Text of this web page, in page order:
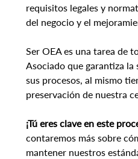
requisitos legales y
del negocio y el
Ser OEA es una tarea de
Asociado que garantiza la
sus procesos, al mismo
preservación de nuestra
¡Tú eres clave en este
contaremos más sobre
mantener nuestros